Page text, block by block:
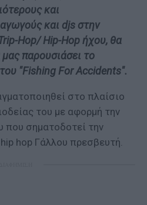
και
και djs στην
Hop/ Hip-Hop ήχου, θα
παρουσιάσει το
"Fishing For Accidents".
στο πλαίσιο
του με αφορμή την
που σηματοδοτεί την
hop Γάλλου πρεσβευτή.